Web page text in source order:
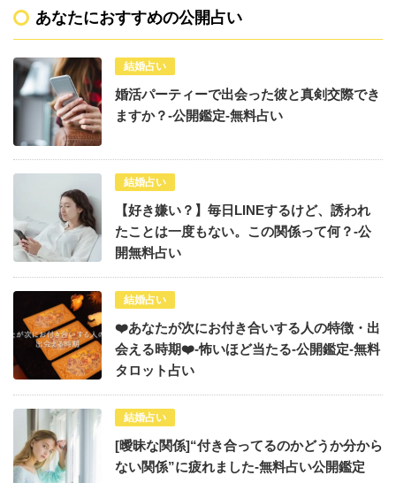
あなたにおすすめの公開占い
結婚占い
婚活パーティーで出会った彼と真剣交際でき
ますか？-公開鑑定-無料占い
結婚占い
【好き嫌い？】毎日LINEするけど、誘われ
たことは一度もない。この関係って何？-公
開無料占い
結婚占い
❤️あなたが次にお付き合いする人の特徴・出
会える時期❤️-怖いほど当たる-公開鑑定-無料
タロット占い
結婚占い
[曖昧な関係]“付き合ってるのかどうか分から
ない関係”に疲れました-無料占い公開鑑定